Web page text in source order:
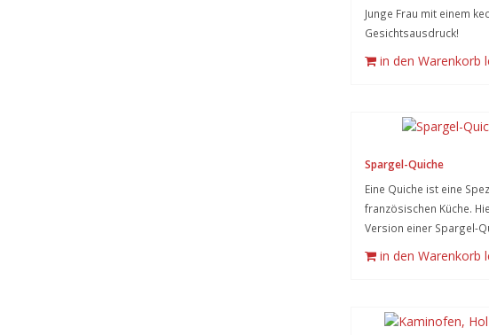
Junge Frau mit einem
Gesichtsausdruck!
in den Warenkorb
Spargel-Quiche
Eine Quiche ist eine
französischen Küche.
Version einer Spargel-
in den Warenkorb